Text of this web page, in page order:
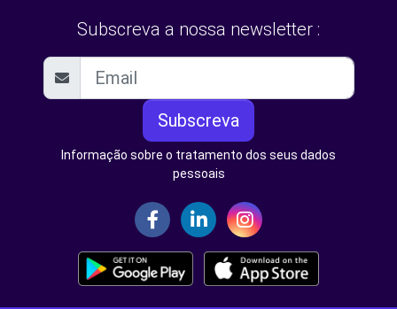
Subscreva a nossa newsletter :
Subscreva
Informação sobre o tratamento dos seus dados
pessoais